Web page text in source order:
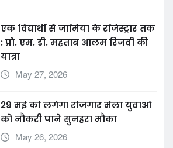
एक विद्यार्थी से जामिया के रजिस्ट्रार तक
: प्रो. एम. डी. महताब आलम रिजवी की
यात्रा
May 27, 2026
29 मई को लगेगा रोजगार मेला युवाओं
को नौकरी पाने सुनहरा मौका
May 26, 2026